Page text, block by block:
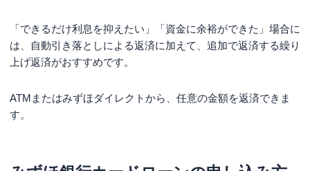
「できるだけ利息を抑えたい」「資金に余裕ができた」場合に
は、自動引き落としによる返済に加えて、追加で返済する繰り
上げ返済がおすすめです。
ATMまたはみずほダイレクトから、任意の金額を返済できま
す。